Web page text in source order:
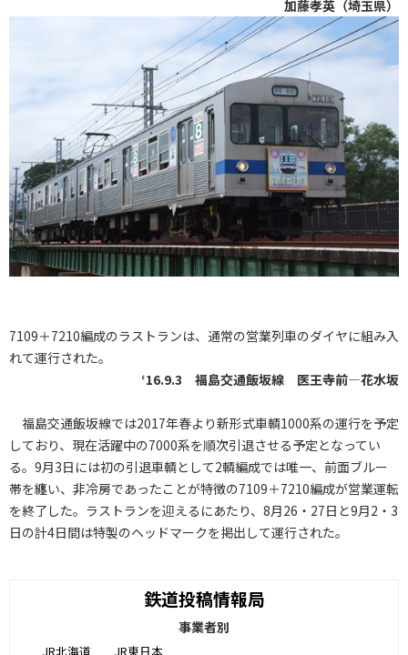
加藤孝英（埼玉県）
7109＋7210編成のラストランは、通常の営業列車のダイヤに組み入
れて運行された。
‘16.9.3 福島交通飯坂線 医王寺前―花水坂
福島交通飯坂線では2017年春より新形式車輌1000系の運行を予定
しており、現在活躍中の7000系を順次引退させる予定となってい
る。9月3日には初の引退車輌として2輌編成では唯一、前面ブルー
帯を纏い、非冷房であったことが特徴の7109＋7210編成が営業運転
を終了した。ラストランを迎えるにあたり、8月26・27日と9月2・3
日の計4日間は特製のヘッドマークを掲出して運行された。
鉄道投稿情報局
事業者別
JR北海道 JR東日本